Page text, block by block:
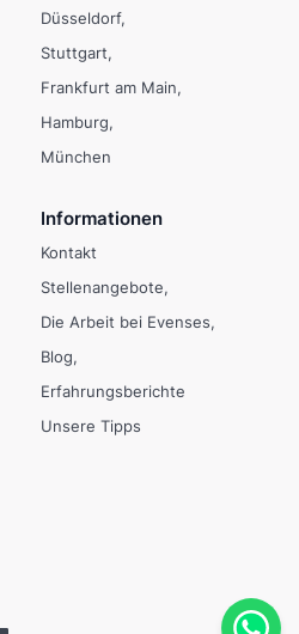
Düsseldorf
Stuttgart
Frankfurt am Main
Hamburg
München
Informationen
Kontakt
Stellenangebote
Die Arbeit bei Evenses
Blog
Erfahrungsberichte
Unsere Tipps